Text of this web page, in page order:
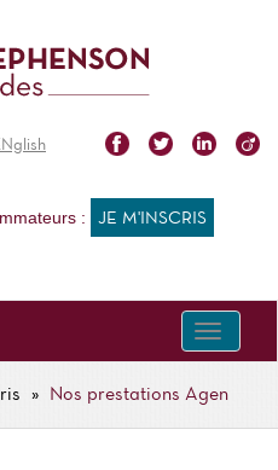
: JE M'INSCRIS
Toggle
Nos prestations Agen